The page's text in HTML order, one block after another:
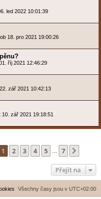
led 2022 10:01:39
18. pro 2021 19:00:26
říj 2021 12:46:29
zář 2021 10:42:13
10. zář 2021 19:18:51
z
1 2 3 4 5 7
Přejít na
Všechny časy jsou v UTC+02:00